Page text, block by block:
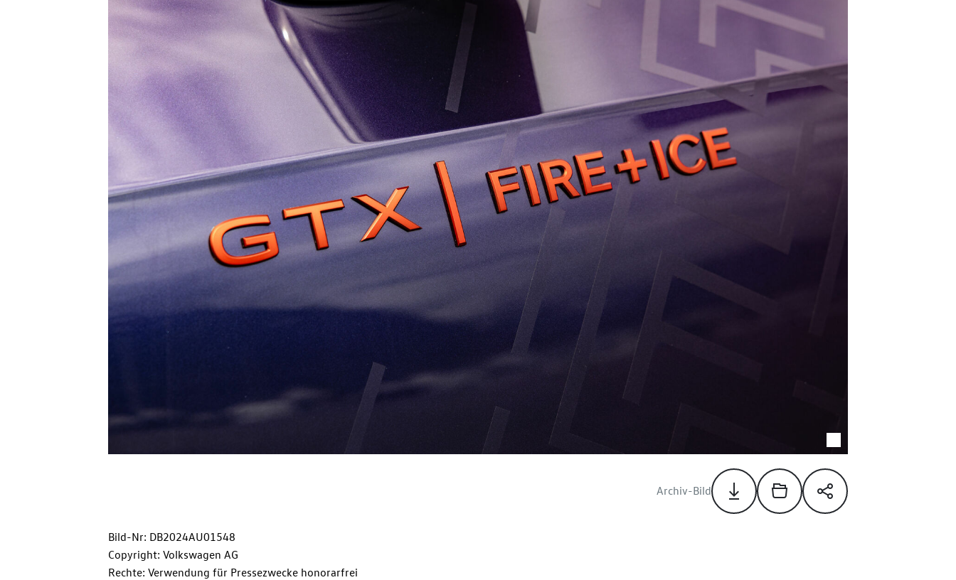
Archiv-Bild
Bild-Nr: DB2024AU01548
Copyright: Volkswagen AG
Rechte: Verwendung für Pressezwecke honorarfrei